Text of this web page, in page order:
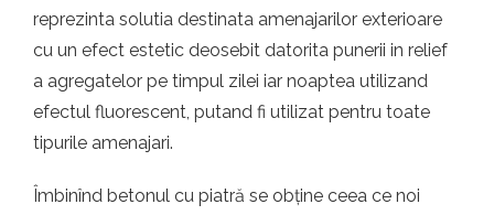
reprezinta solutia destinata amenajarilor exterioare
cu un efect estetic deosebit datorita punerii in relief
a agregatelor pe timpul zilei iar noaptea utilizand
efectul fluorescent, putand fi utilizat pentru toate
tipurile amenajari.
Îmbinînd betonul cu piatră se obține ceea ce noi